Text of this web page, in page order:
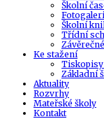
Školní
Školní
Třídní
Ke stažení
Základní
Aktuality
Rozvrhy
Mateřské školy
Kontakt